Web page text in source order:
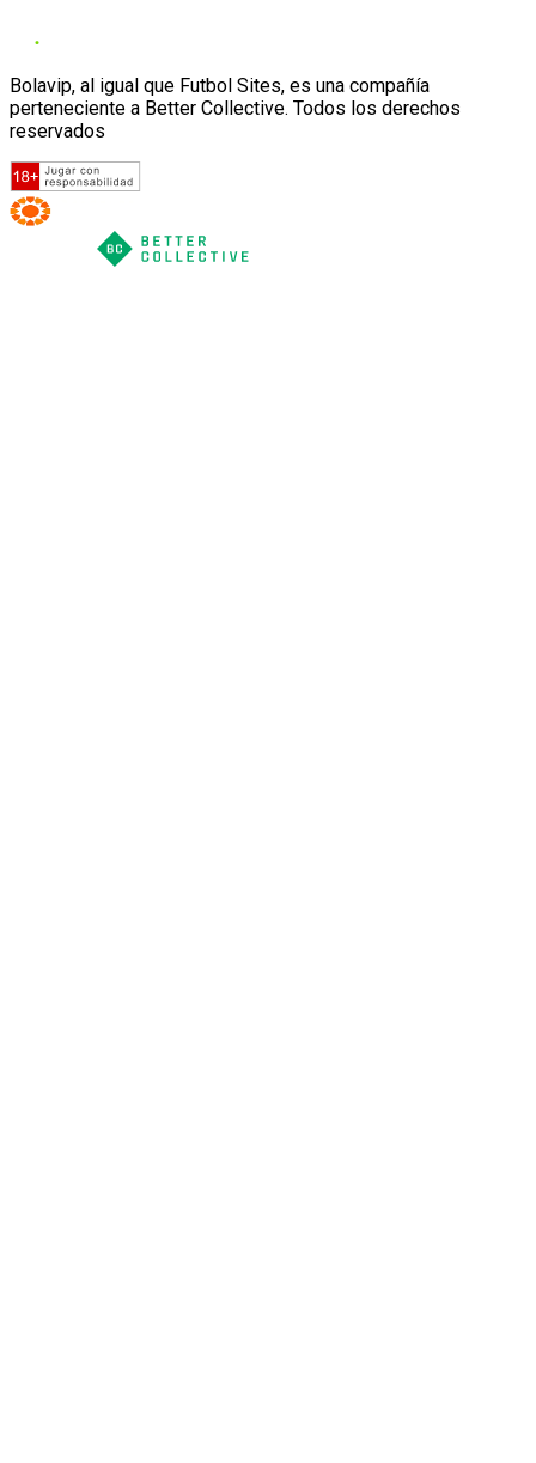
Bolavip, al igual que Futbol Sites, es una compañía
perteneciente a Better Collective. Todos los derechos
reservados